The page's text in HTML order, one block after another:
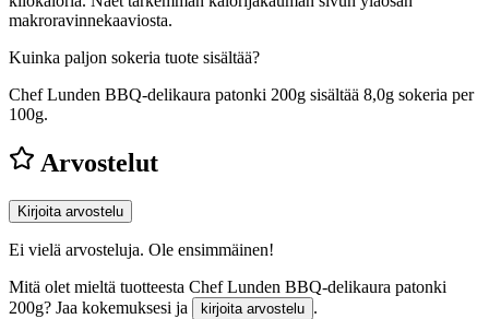
makroravinnekaaviosta.
Kuinka paljon sokeria tuote sisältää?
Chef Lunden BBQ-delikaura patonki 200g sisältää 8,0g sokeria per
100g.
Arvostelut
Kirjoita arvostelu
Ei vielä arvosteluja. Ole ensimmäinen!
Mitä olet mieltä tuotteesta Chef Lunden BBQ-delikaura patonki
200g? Jaa kokemuksesi ja
kirjoita arvostelu .